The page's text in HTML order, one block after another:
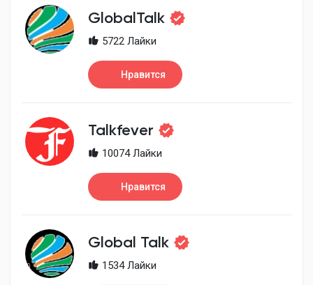
Creator Award
Equity & Investors
Global News
Vdo Junction
GlobalTalk
5722 Лайки
Нравится
Talkfever
10074 Лайки
Нравится
Global Talk
1534 Лайки